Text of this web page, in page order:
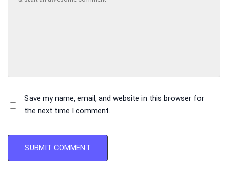
Save my name, email, and website in this browser for
the next time I comment.